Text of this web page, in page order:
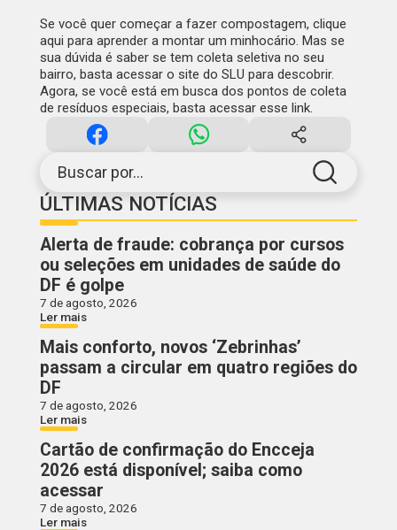
Buscar por...
ÚLTIMAS NOTÍCIAS
Alerta de fraude: cobrança por cursos
ou seleções em unidades de saúde do
DF é golpe
7 de agosto, 2026
Ler mais
Mais conforto, novos ‘Zebrinhas’
passam a circular em quatro regiões do
DF
7 de agosto, 2026
Ler mais
Cartão de confirmação do Encceja
2026 está disponível; saiba como
acessar
7 de agosto, 2026
Ler mais
Se você quer começar a fazer compostagem, clique
aqui para aprender a montar um minhocário . Mas se
sua dúvida é saber se tem coleta seletiva no seu
bairro, basta acessar o site do SLU para descobrir.
Agora, se você está em busca dos pontos de coleta
de resíduos especiais, basta acessar esse link.